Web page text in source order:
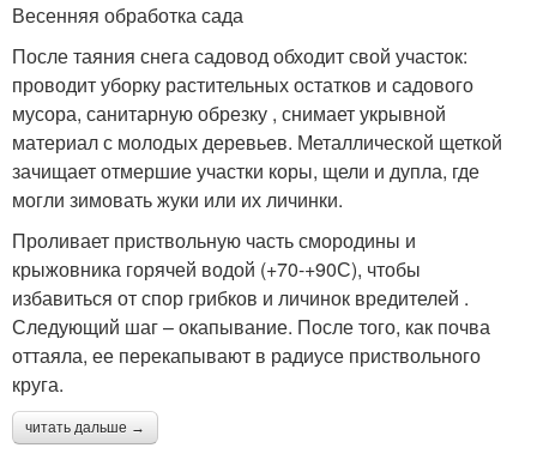
Весенняя обработка сада
После таяния снега садовод обходит свой участок:
проводит уборку растительных остатков и садового
мусора, санитарную обрезку , снимает укрывной
материал с молодых деревьев. Металлической щеткой
зачищает отмершие участки коры, щели и дупла, где
могли зимовать жуки или их личинки.
Проливает приствольную часть смородины и
крыжовника горячей водой (+70-+90С), чтобы
избавиться от спор грибков и личинок вредителей .
Следующий шаг – окапывание. После того, как почва
оттаяла, ее перекапывают в радиусе приствольного
круга.
читать дальше →